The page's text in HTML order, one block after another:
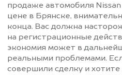
продаже автомобиля
цене в Брянске,
конца. Вас должна
на регистрационные
экономия может в
реальными проблемами.
совершили сделку и хотите